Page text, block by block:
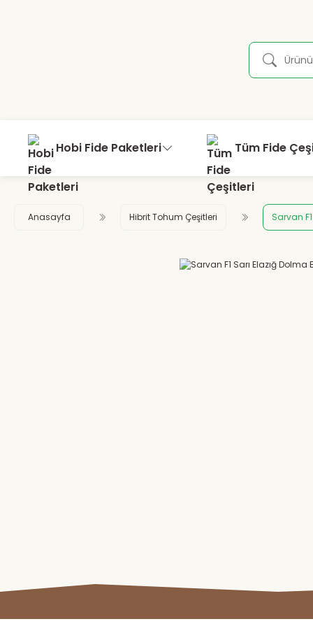
Hobi Fide Paketleri Tüm Fide
Anasayfa Hibrit Tohum Çeşitleri Sarvan